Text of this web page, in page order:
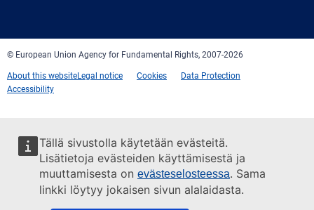
Tällä sivustolla käytetään evästeitä.
Lisätietoja evästeiden käyttämisestä ja
muuttamisesta on evästeselosteessa. Sama
linkki löytyy jokaisen sivun alalaidasta.
© European Union Agency for Fundamental Rights, 2007-2026
About this websiteLegal notice Cookies
Data Protection
Accessibility